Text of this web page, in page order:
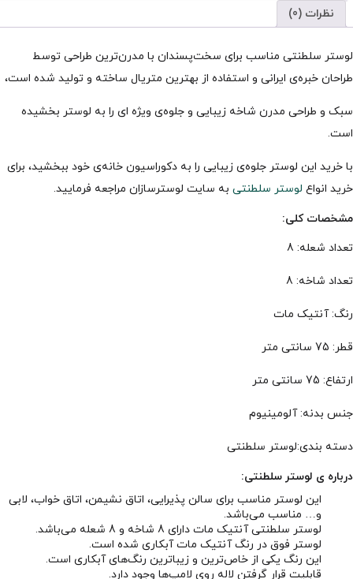
نظرات (0)
لوستر سلطنتی مناسب برای سخت‌پسندان با مدرن‌ترین طراحی توسط
طراحان خبره‌ی ایرانی و استفاده از بهترین متریال ساخته و تولید شده است،
سبک و طراحی مدرن شاخه زیبایی و جلوه‌ی ویژه ای را به لوستر بخشیده
است.
با خرید این لوستر جلوه‌ی زیبایی را به دکوراسیون خانه‌ی خود ببخشید، برای
خرید انواع لوستر سلطنتی به سایت لوسترسازان مراجعه فرمایید.
مشخصات کلی:
تعداد شعله: 8
تعداد شاخه: 8
رنگ: آنتیک مات
قطر: 75 سانتی متر
ارتفاع: 75 سانتی متر
جنس بدنه: آلومینیوم
دسته بندی:لوستر سلطنتی
درباره ی لوستر سلطنتی:
این لوستر مناسب برای سالن پذیرایی، اتاق نشیمن، اتاق خواب، لابی
و… مناسب می‌باشد.
لوستر سلطنتی آنتیک مات دارای 8 شاخه و 8 شعله می‌باشد.
لوستر فوق در رنگ آنتیک مات آبکاری شده است.
این رنگ یکی از خاص‌ترین و زیباترین رنگ‌های آبکاری است.
قابلیت قرار گرفتن لاله روی لامپ‌ها وجود دارد.